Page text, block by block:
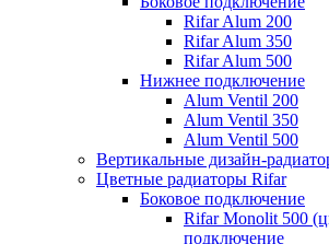
Rifar Alum 200
Rifar Alum 350
Rifar Alum 500
Нижнее подключение
Alum Ventil 200
Alum Ventil 350
Alum Ventil 500
Вертикальные дизайн-
Цветные радиаторы Rifar
Боковое подключение
Rifar Monolit 500
подключение